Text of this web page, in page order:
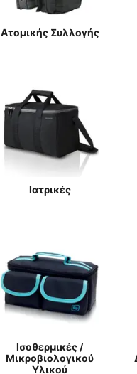
Ατομικής Συλλογής
Ιατρικές
Ισοθερμικές /
Μικροβιολογικού
Υλικού